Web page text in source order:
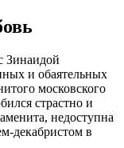
Зинаидой
и обаятельных
московского
страстно и
недоступна
декабристом в